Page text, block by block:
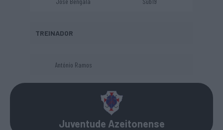
TREINADOR
António Ramos
Juventude Azeitonense